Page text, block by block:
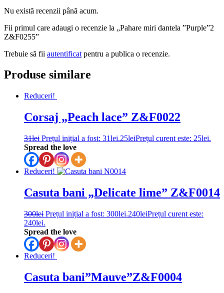
Nu există recenzii până acum.
Fii primul care adaugi o recenzie la „Pahare miri dantela ”Purple”2
Z&F0255”
Trebuie să fii autentificat pentru a publica o recenzie.
Produse similare
Reduceri!
Corsaj „Peach lace” Z&F0022
31lei Prețul inițial a fost: 31lei.25leiPrețul curent este: 25lei.
Spread the love
Reduceri!
Casuta bani „Delicate lime” Z&F0014
300lei Prețul inițial a fost: 300lei.240leiPrețul curent este:
240lei.
Spread the love
Reduceri!
Casuta bani”Mauve”Z&F0004